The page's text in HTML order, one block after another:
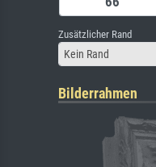
Zusätzlicher Rand
Kein Rand
Bilderrahmen